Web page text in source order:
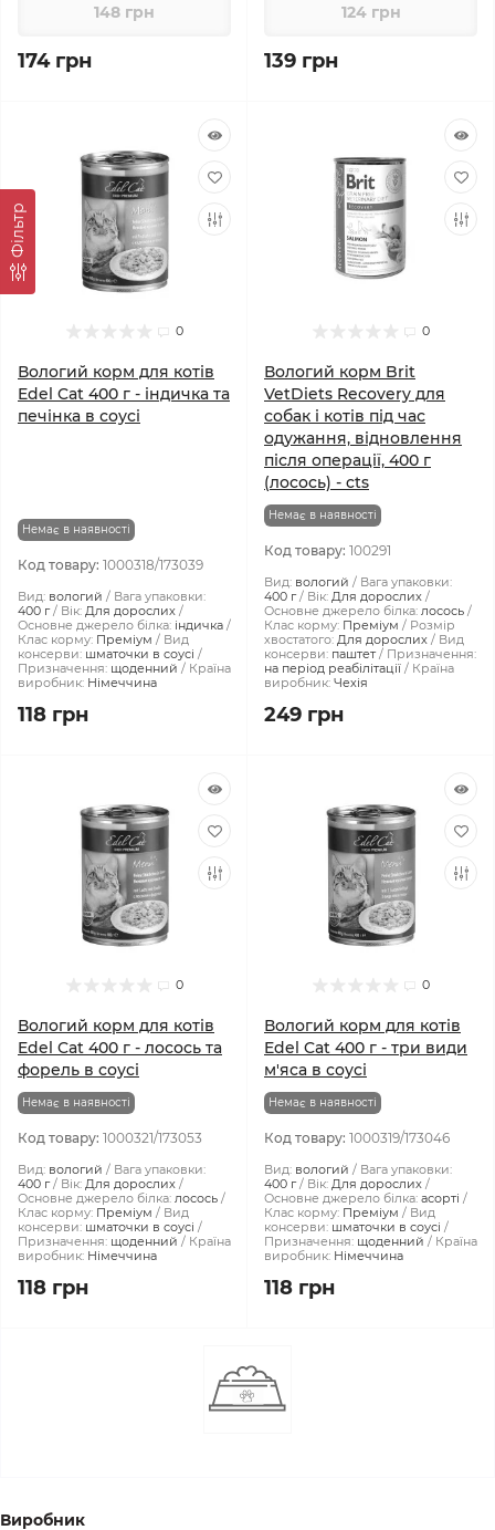
Фiльтр
148 грн
174 грн
124 грн
139 грн
0
Вологий корм для котів
Edel Cat 400 г - індичка та
печінка в соусі
Немає в наявності
Код товару: 1000318/173039
Вид: вологий
Вага упаковки:
400 г
Вік: Для дорослих
Основне джерело білка: індичка
Клас корму: Преміум
Вид
консерви: шматочки в соусі
Призначення: щоденний
Країна
виробник: Німеччина
118 грн
0
Вологий корм Brit
VetDiets Recovery для
собак і котів під час
одужання, відновлення
після операції, 400 г
(лосось) - cts
Немає в наявності
Код товару: 100291
Вид: вологий
Вага упаковки:
400 г
Вік: Для дорослих
Основне джерело білка: лосось
Клас корму: Преміум
Розмір
хвостатого: Для дорослих
Вид
консерви: паштет
Призначення:
на період реабілітації
Країна
виробник: Чехія
249 грн
0
Вологий корм для котів
Edel Cat 400 г - лосось та
форель в соусі
Немає в наявності
Код товару: 1000321/173053
Вид: вологий
Вага упаковки:
400 г
Вік: Для дорослих
Основне джерело білка: лосось
Клас корму: Преміум
Вид
консерви: шматочки в соусі
Призначення: щоденний
Країна
виробник: Німеччина
118 грн
0
Вологий корм для котів
Edel Cat 400 г - три види
м'яса в соусі
Немає в наявності
Код товару: 1000319/173046
Вид: вологий
Вага упаковки:
400 г
Вік: Для дорослих
Основне джерело білка: асорті
Клас корму: Преміум
Вид
консерви: шматочки в соусі
Призначення: щоденний
Країна
виробник: Німеччина
118 грн
Виробник